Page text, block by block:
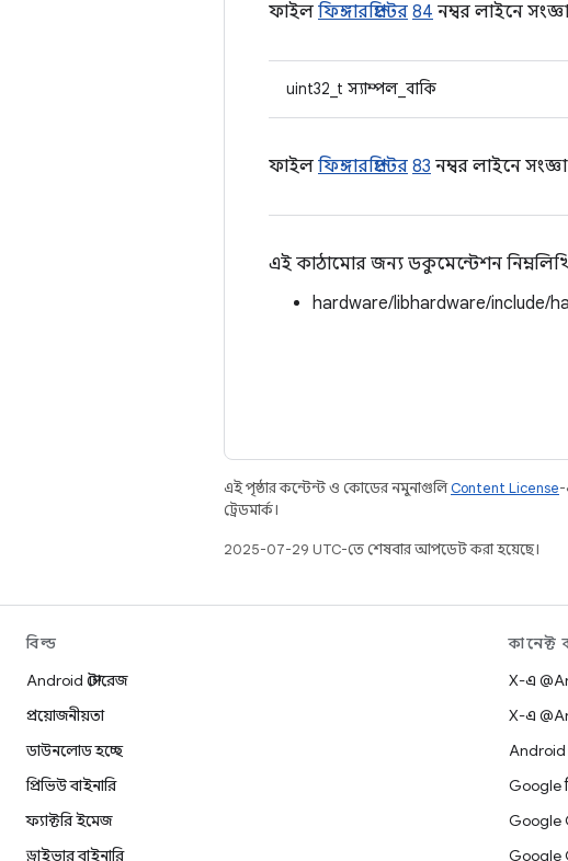
ফাইল ফিঙ্গারপ্রিন্টের 84 নম্বর লাইনে
uint32_t স্যাম্পল_বাকি
ফাইল ফিঙ্গারপ্রিন্টের 83 নম্বর লাইনে
এই কাঠামোর জন্য ডকুমেন্টেশন
hardware/libhardware/include/
এই পৃষ্ঠার কন্টেন্ট ও কোডের নমুনাগুলিContent License-
ট্রেডমার্ক।
2025-07-29 UTC-তে শেষবার আপডেট করা হয়েছে।
বিল্ড
Android স্টোরেজ
প্রয়োজনীয়তা
ডাউনলোড হচ্ছে
প্রিভিউ বাইনারি
ফ্যাক্টরি ইমেজ
ড্রাইভার বাইনারি
X-এ
X-এ
Android
Google
Google
Google